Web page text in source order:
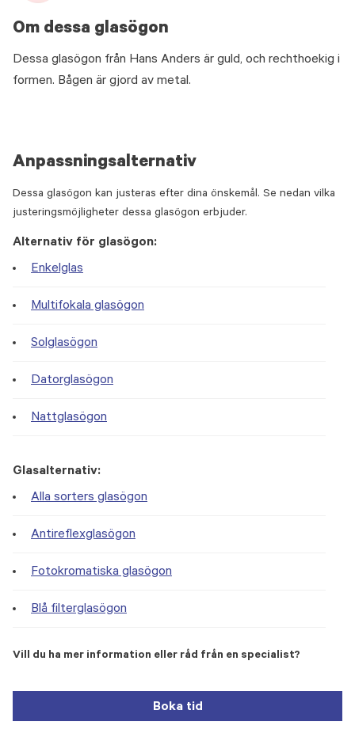
Om dessa glasögon
Dessa glasögon från Hans Anders är guld, och rechthoekig i
formen. Bågen är gjord av metal.
Anpassningsalternativ
Dessa glasögon kan justeras efter dina önskemål. Se nedan vilka
justeringsmöjligheter dessa glasögon erbjuder.
Alternativ för glasögon:
Enkelglas
Multifokala glasögon
Solglasögon
Datorglasögon
Nattglasögon
Glasalternativ:
Alla sorters glasögon
Antireflexglasögon
Fotokromatiska glasögon
Blå filterglasögon
Vill du ha mer information eller råd från en specialist?
Boka tid